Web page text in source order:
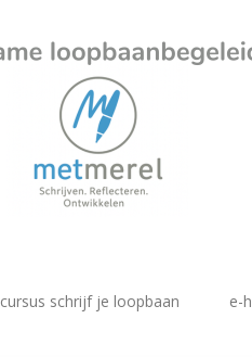
cursus schrijf je loopbaan e-